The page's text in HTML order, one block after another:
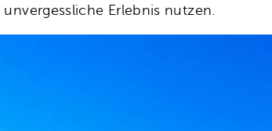
Erlebnis nutzen.